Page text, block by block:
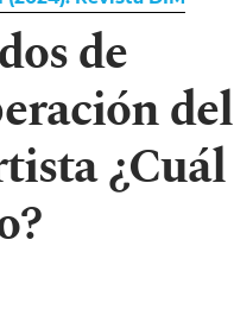
de
del
¿Cuál